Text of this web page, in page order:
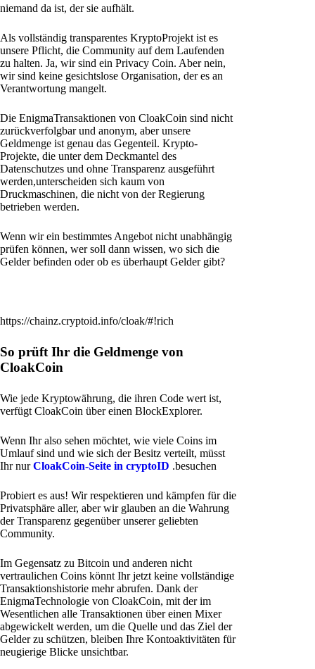
niemand da ist, der sie aufhält.
Als vollständig transparentes KryptoProjekt ist es
unsere Pflicht, die Community auf dem Laufenden
zu halten. Ja, wir sind ein Privacy Coin. Aber nein,
wir sind keine gesichtslose Organisation, der es an
Verantwortung mangelt.
Die EnigmaTransaktionen von CloakCoin sind nicht
zurückverfolgbar und anonym, aber unsere
Geldmenge ist genau das Gegenteil. Krypto-
Projekte, die unter dem Deckmantel des
Datenschutzes und ohne Transparenz ausgeführt
werden,unterscheiden sich kaum von
Druckmaschinen, die nicht von der Regierung
betrieben werden.
Wenn wir ein bestimmtes Angebot nicht unabhängig
prüfen können, wer soll dann wissen, wo sich die
Gelder befinden oder ob es überhaupt Gelder gibt?
https://chainz.cryptoid.info/cloak/#!rich
So prüft Ihr die Geldmenge von
CloakCoin
Wie jede Kryptowährung, die ihren Code wert ist,
verfügt CloakCoin über einen BlockExplorer.
Wenn Ihr also sehen möchtet, wie viele Coins im
Umlauf sind und wie sich der Besitz verteilt, müsst
Ihr nurCloakCoin-Seite in cryptoID .besuchen
Probiert es aus! Wir respektieren und kämpfen für die
Privatsphäre aller, aber wir glauben an die Wahrung
der Transparenz gegenüber unserer geliebten
Community.
Im Gegensatz zu Bitcoin und anderen nicht
vertraulichen Coins könnt Ihr jetzt keine vollständige
Transaktionshistorie mehr abrufen. Dank der
EnigmaTechnologie von CloakCoin, mit der im
Wesentlichen alle Transaktionen über einen Mixer
abgewickelt werden, um die Quelle und das Ziel der
Gelder zu schützen, bleiben Ihre Kontoaktivitäten für
neugierige Blicke unsichtbar.